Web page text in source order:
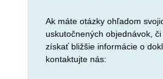
Ak máte otázky ohľadom
uskutočnených objednávok,
získať bližšie informácie o
kontaktujte nás: